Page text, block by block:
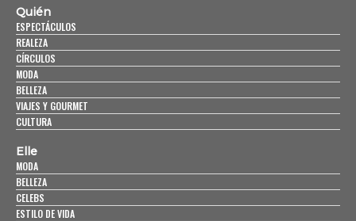
Quién
ESPECTÁCULOS
REALEZA
CÍRCULOS
MODA
BELLEZA
VIAJES Y GOURMET
CULTURA
Elle
MODA
BELLEZA
CELEBS
ESTILO DE VIDA